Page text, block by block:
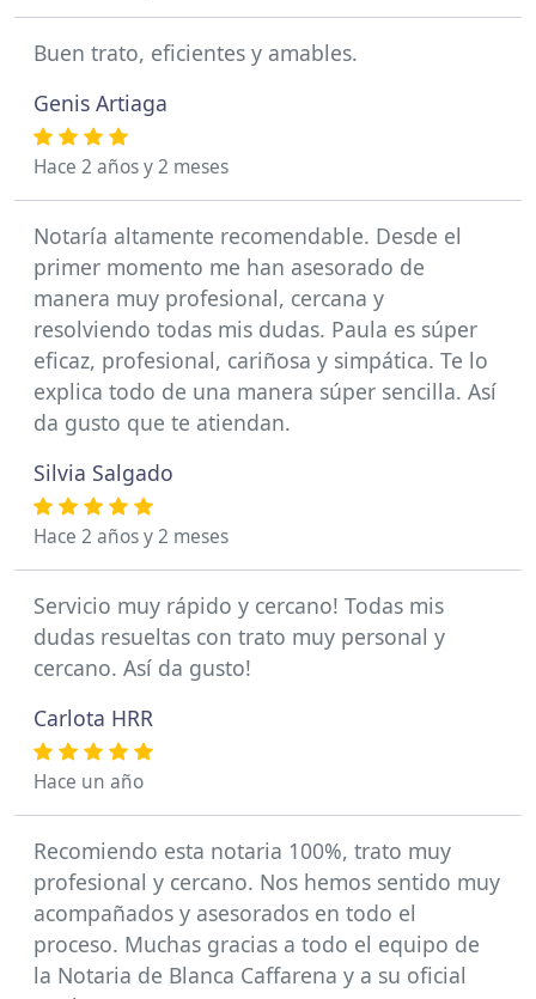
Buen trato, eficientes y amables.
Genis Artiaga
Hace 2 años y 2 meses
Notaría altamente recomendable. Desde el
primer momento me han asesorado de
manera muy profesional, cercana y
resolviendo todas mis dudas. Paula es súper
eficaz, profesional, cariñosa y simpática. Te lo
explica todo de una manera súper sencilla. Así
da gusto que te atiendan.
Silvia Salgado
Hace 2 años y 2 meses
Servicio muy rápido y cercano! Todas mis
dudas resueltas con trato muy personal y
cercano. Así da gusto!
Carlota HRR
Hace un año
Recomiendo esta notaria 100%, trato muy
profesional y cercano. Nos hemos sentido muy
acompañados y asesorados en todo el
proceso. Muchas gracias a todo el equipo de
la Notaria de Blanca Caffarena y a su oficial